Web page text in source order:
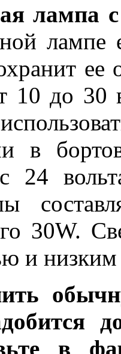
лампа
лампе
ее
10 до 30
в
с 24
30W.
и
в